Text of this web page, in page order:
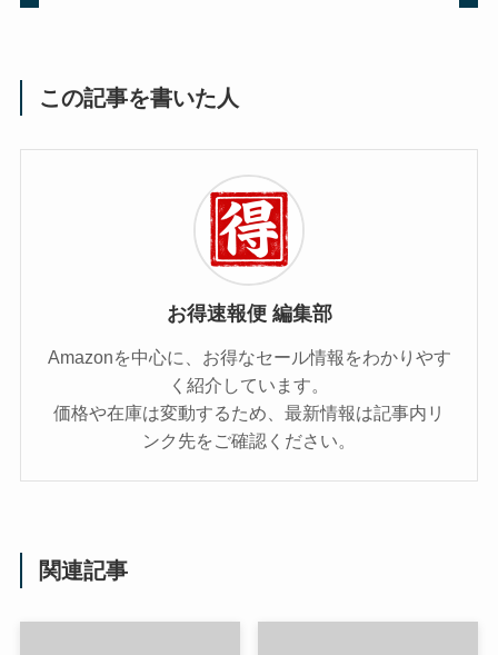
この記事を書いた人
お得速報便 編集部
Amazonを中心に、お得なセール情報をわかりやす
く紹介しています。
価格や在庫は変動するため、最新情報は記事内リ
ンク先をご確認ください。
関連記事